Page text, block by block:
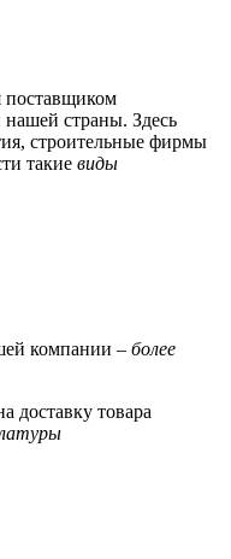
поставщиком
нашей страны. Здесь
строительные фирмы
такие виды
компании – более
доставку товара